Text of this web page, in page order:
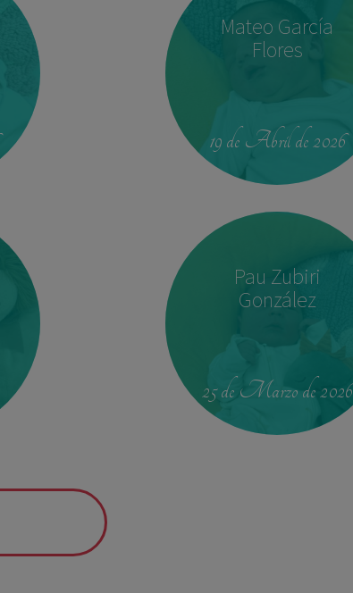
Mateo García
Flores
19 de Abril de 2026
Pau Zubiri
González
25 de Marzo de 2026